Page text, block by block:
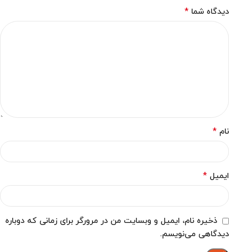
دیدگاه شما *
نام *
ایمیل *
ذخیره نام، ایمیل و وبسایت من در مرورگر برای زمانی که دوباره
دیدگاهی می‌نویسم.